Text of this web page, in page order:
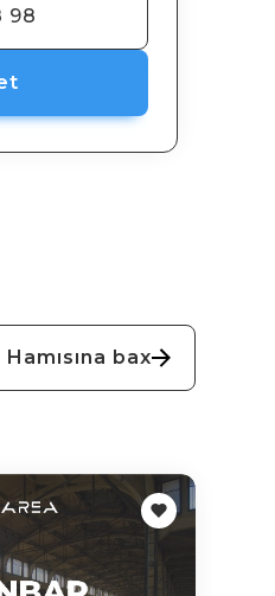
98
Hamısına bax